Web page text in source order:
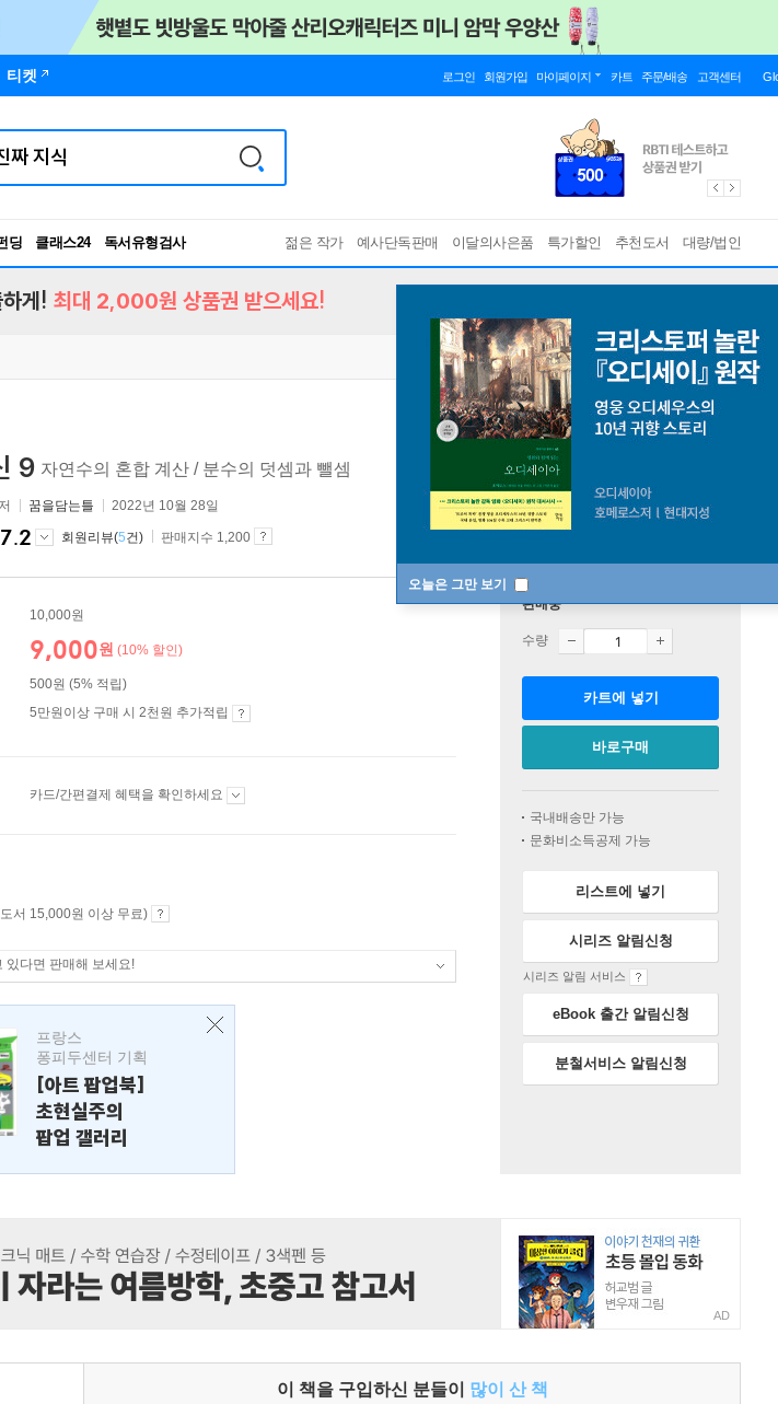
티켓 로그인 회원가입 마이페이지 카트 주문/배송 고객센터
딩 클래스24
독서유형검사
RBTI Lab
젊은 작가 예사단독판매 이달의사은품 특가할인 추천도서 대량/법인
오늘은 그만 보기
게! 최대 2,000원 상품권 받으세요!
9 자연수의 혼합 계산 / 분수의 덧셈과 뺄셈
저 꿈을담는틀 2022년 10월 28일
7.2 회원리뷰(5건) 판매지수 1,200
10,000원
9,000원 (10% 할인)
500원 (5% 적립)
5만원이상 구매 시 2천원 추가적립
카드/간편결제 혜택을 확인하세요
서 15,000원 이상 무료)
있다면 판매해 보세요!
프랑스
퐁피두센터 기획
[아트 팝업북]
초현실주의
팝업 갤러리
판매중
수량
카트에 넣기
바로구매
국내배송만 가능
문화비소득공제 가능
리스트에 넣기
시리즈 알림신청
시리즈 알림 서비스
eBook 출간 알림신청
분철서비스 알림신청
AD
이 책을 구입하신 분들이 많이 산 책